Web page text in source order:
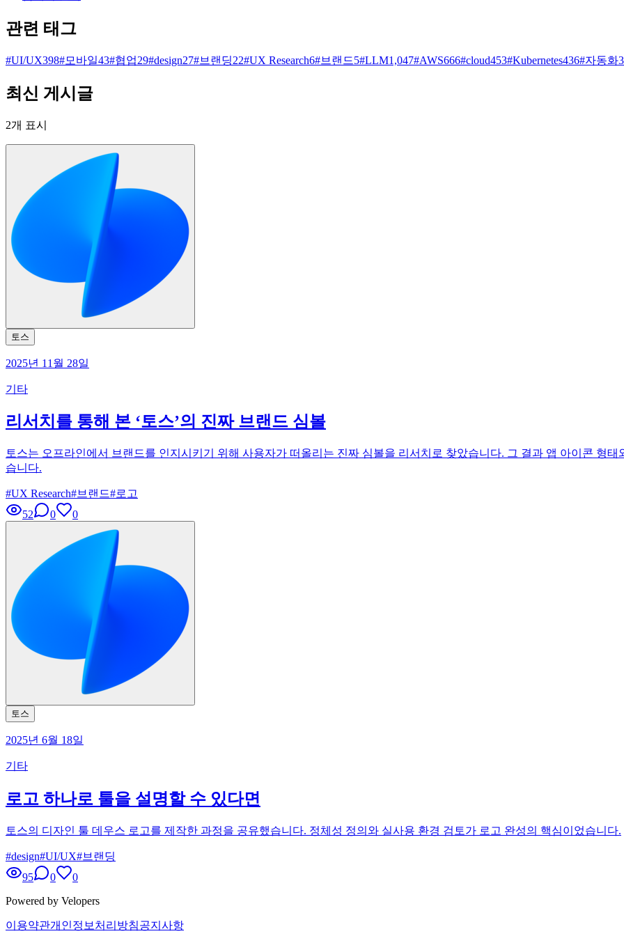
관련 태그
#UI/UX398#모바일43#협업29#design27#브랜딩22#UX Research6#브랜드5#LLM1,047#AWS666#cloud453#Kubernetes436#자동화
최신 게시글
2개 표시
토스
2025년 11월 28일
기타
리서치를 통해 본 ‘토스’의 진짜 브랜드 심볼
토스는 오프라인에서 브랜드를 인지시키기 위해 사용자가 떠올리는 진짜 심볼을 리서치로 찾았습니다. 그 결과 앱 아이콘 형
습니다.
#UX Research#브랜드#로고
52
0 0
토스
2025년 6월 18일
기타
로고 하나로 툴을 설명할 수 있다면
토스의 디자인 툴 데우스 로고를 제작한 과정을 공유했습니다. 정체성 정의와 실사용 환경 검토가 로고 완성의 핵심이었습니다.
#design#UI/UX#브랜딩
95
0
0
Powered by Velopers
이용약관개인정보처리방침공지사항